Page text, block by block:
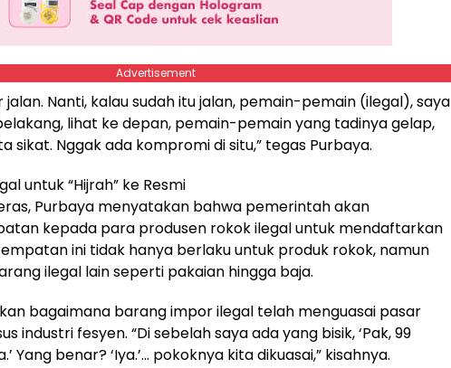
Advertisement
jalan. Nanti, kalau sudah itu jalan, pemain-pemain (ilegal), saya
lihat ke depan, pemain-pemain yang tadinya gelap,
sikat. Nggak ada kompromi di situ,” tegas Purbaya.
untuk “Hijrah” ke Resmi
Purbaya menyatakan bahwa pemerintah akan
kepada para produsen rokok ilegal untuk mendaftarkan
ini tidak hanya berlaku untuk produk rokok, namun
ilegal lain seperti pakaian hingga baja.
bagaimana barang impor ilegal telah menguasai pasar
industri fesyen. “Di sebelah saya ada yang bisik, ‘Pak, 99
Yang benar? ‘Iya.’… pokoknya kita dikuasai,” kisahnya.